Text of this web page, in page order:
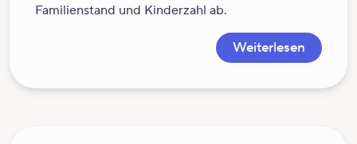
Familienstand und Kinderzahl ab.
Weiterlesen